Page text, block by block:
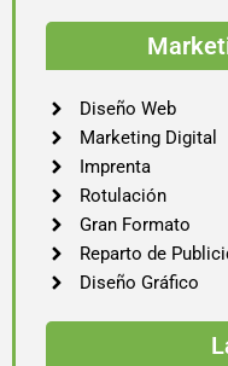
Diseño Web
Marketing Digital
Imprenta
Rotulación
Gran Formato
Reparto de
Diseño Gráfico